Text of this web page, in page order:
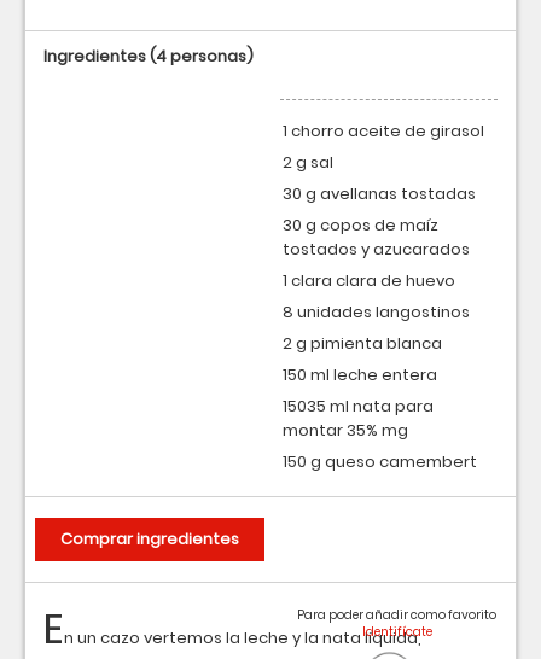
En un cazo vertemos la leche y la nata líquida,
Para poder añadir como favorito
Ingredientes(4 personas)
1 chorro aceite de girasol
2 g sal
30 g avellanas tostadas
30 g copos de maíz
tostados y azucarados
1 clara clara de huevo
8 unidades langostinos
2 g pimienta blanca
150 ml leche entera
15035 ml nata para
montar 35% mg
150 g queso camembert
Comprar ingredientes